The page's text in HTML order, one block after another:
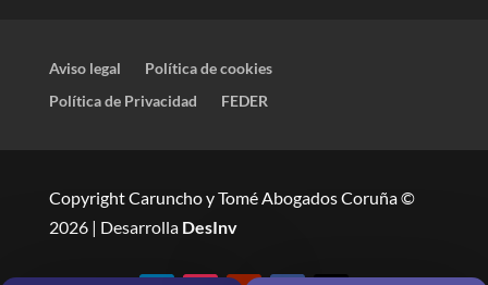
Aviso legal
Política de cookies
Política de Privacidad
FEDER
Copyright Caruncho y Tomé Abogados Coruña ©
2026 | DesarrollaDesInv